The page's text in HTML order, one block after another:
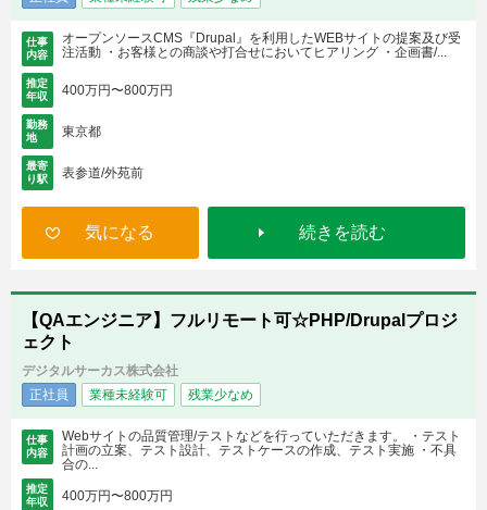
仕事
内容
オープンソースCMS『Drupal』を利用したWEBサイトの提案及び受
注活動 ・お客様との商談や打合せにおいてヒアリング ・企画書/...
推定
年収
400万円〜800万円
勤務
地
東京都
最寄
り駅
表参道/外苑前
気になる 続きを読む
【QAエンジニア】フルリモート可☆PHP/Drupalプロジ
ェクト
デジタルサーカス株式会社
正社員
業種未経験可 残業少なめ
仕事
内容
Webサイトの品質管理/テストなどを行っていただきます。 ・テスト
計画の立案、テスト設計、テストケースの作成、テスト実施 ・不具
合の...
推定
年収
400万円〜800万円